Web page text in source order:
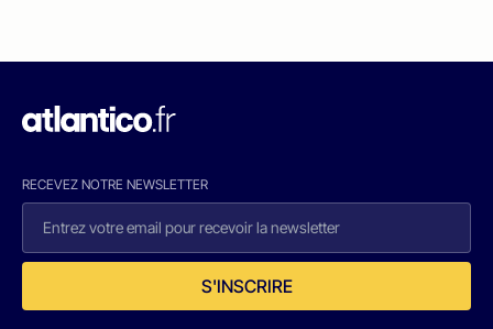
RECEVEZ NOTRE NEWSLETTER
S'INSCRIRE